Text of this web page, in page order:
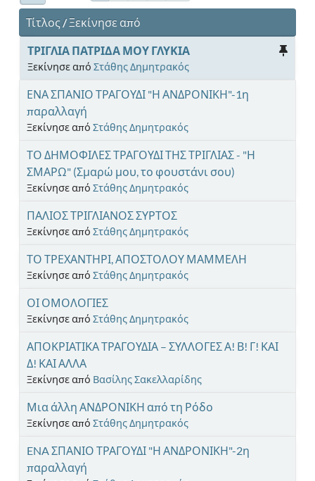
Τίτλος/Ξεκίνησε από
ΤΡΙΓΛΙΑ ΠΑΤΡΙΔΑ ΜΟΥ ΓΛΥΚΙΑ
Ξεκίνησε από Στάθης Δημητρακός
ΕΝΑ ΣΠΑΝΙΟ ΤΡΑΓΟΥΔΙ "Η ΑΝΔΡΟΝΙΚΗ"-1η
παραλλαγή
Ξεκίνησε από Στάθης Δημητρακός
ΤΟ ΔΗΜΟΦΙΛΕΣ ΤΡΑΓΟΥΔΙ ΤΗΣ ΤΡΙΓΛΙΑΣ - "Η
ΣΜΑΡΩ" (Σμαρώ μου, το φουστάνι σου)
Ξεκίνησε από Στάθης Δημητρακός
ΠΑΛΙΟΣ ΤΡΙΓΛΙΑΝΟΣ ΣΥΡΤΟΣ
Ξεκίνησε από Στάθης Δημητρακός
ΤΟ ΤΡΕΧΑΝΤΗΡΙ, ΑΠΟΣΤΟΛΟΥ ΜΑΜΜΕΛΗ
Ξεκίνησε από Στάθης Δημητρακός
ΟΙ ΟΜΟΛΟΓΙΕΣ
Ξεκίνησε από Στάθης Δημητρακός
ΑΠΟΚΡΙΑΤΙΚΑ ΤΡΑΓΟΥΔΙΑ – ΣΥΛΛΟΓΕΣ Α! Β! Γ! ΚΑΙ
Δ! ΚΑΙ ΑΛΛΑ
Ξεκίνησε από Βασίλης Σακελλαρίδης
Μια άλλη ΑΝΔΡΟΝΙΚΗ από τη Ρόδο
Ξεκίνησε από Στάθης Δημητρακός
ENA ΣΠΑΝΙΟ ΤΡΑΓΟΥΔΙ "Η ΑΝΔΡΟΝΙΚΗ"-2η
παραλλαγή